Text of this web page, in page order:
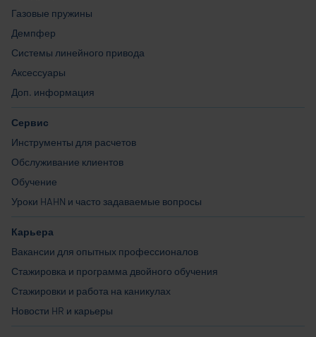
Газовые пружины
Демпфер
Системы линейного привода
Аксессуары
Доп. информация
Сервис
Инструменты для расчетов
Обслуживание клиентов
Обучение
Уроки HAHN и часто задаваемые вопросы
Карьера
Вакансии для опытных профессионалов
Стажировка и программа двойного обучения
Стажировки и работа на каникулах
Новости HR и карьеры